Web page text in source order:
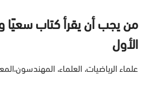
من يجب أن يقرأ كتاب سعيًا
الأول
علماء الرياضيات، العلماء،